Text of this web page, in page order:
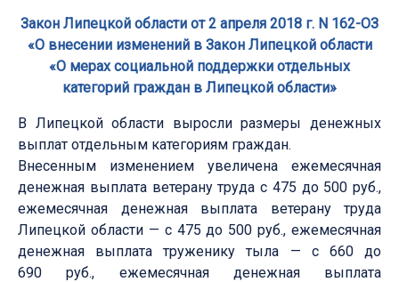
Закон Липецкой области от 2 апреля 2018 г. N 162-ОЗ
«О внесении изменений в Закон Липецкой области
«О мерах социальной поддержки отдельных
категорий граждан в Липецкой области»
В Липецкой области выросли размеры денежных
выплат отдельным категориям граждан.
Внесенным изменением увеличена ежемесячная
денежная выплата ветерану труда с 475 до 500 руб.,
ежемесячная денежная выплата ветерану труда
Липецкой области — с 475 до 500 руб., ежемесячная
денежная выплата труженику тыла — с 660 до
690 руб., ежемесячная денежная выплата